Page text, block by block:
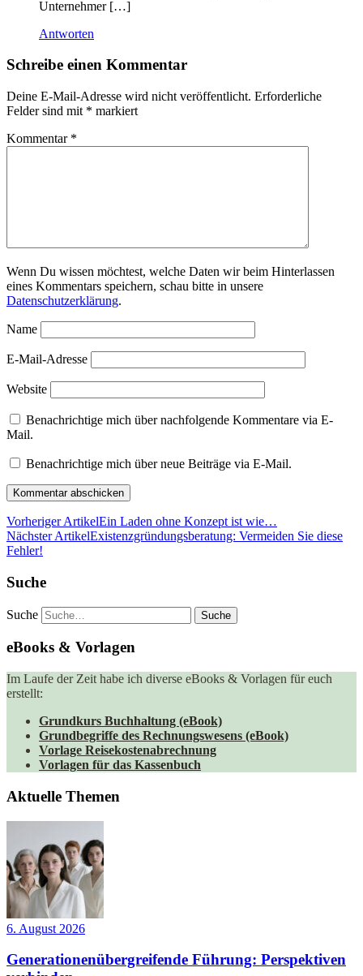
Unternehmer […]
Antworten
Schreibe einen Kommentar
Deine E-Mail-Adresse wird nicht veröffentlicht. Erforderliche
Felder sind mit * markiert
Kommentar *
Wenn Du wissen möchtest, welche Daten wir beim Hinterlassen
eines Kommentars speichern, schau bitte in unsere
Datenschutzerklärung.
Name
E-Mail-Adresse
Website
Benachrichtige mich über nachfolgende Kommentare via E-
Mail.
Benachrichtige mich über neue Beiträge via E-Mail.
Vorheriger ArtikelEin Laden ohne Konzept ist wie…
Nächster ArtikelExistenzgründungsberatung: Vermeiden Sie diese
Fehler!
Suche
Suche
eBooks & Vorlagen
Im Laufe der Zeit habe ich diverse eBooks & Vorlagen für euch
erstellt:
Grundkurs Buchhaltung (eBook)
Grundbegriffe des Rechnungswesens (eBook)
Vorlage Reisekostenabrechnung
Vorlagen für das Kassenbuch
Aktuelle Themen
6. August 2026
Generationenübergreifende Führung: Perspektiven